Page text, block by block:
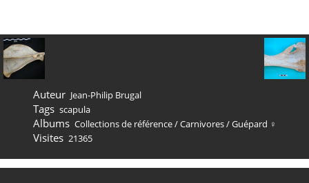
Auteur Jean-Philip Brugal
Tags scapula
Albums Collections de référence/Carnivores/Guépard ♀
Visites 21365